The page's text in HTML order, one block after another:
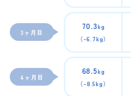
3ヶ月目
70.3kg
（-6.7kg）
4ヶ月目
68.5kg
（-8.5kg）